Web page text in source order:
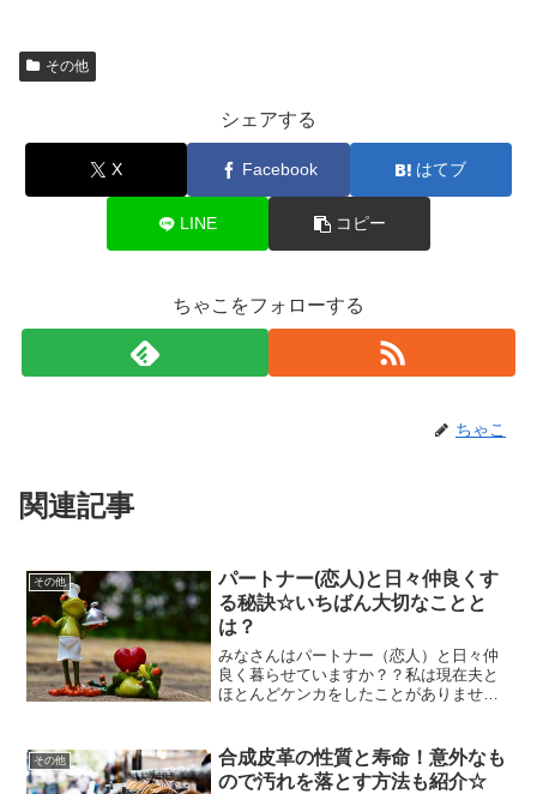
その他
シェアする
X Facebook はてブ
LINE コピー
ちゃこをフォローする
ちゃこ
関連記事
その他
パートナー(恋人)と日々仲良くす
る秘訣☆いちばん大切なことと
は？
みなさんはパートナー（恋人）と日々仲
良く暮らせていますか？？私は現在夫と
ほとんどケンカをしたことがありませ
ょ？』、『そのうち心の闇が爆発する
よ』などと言われますが、夫に対...
その他
合成皮革の性質と寿命！意外なも
ので汚れを落とす方法も紹介☆